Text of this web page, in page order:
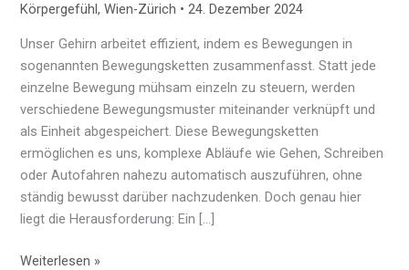
Körpergefühl,Wien-Zürich •24. Dezember 2024
Unser Gehirn arbeitet effizient, indem es Bewegungen in
sogenannten Bewegungsketten zusammenfasst. Statt jede
einzelne Bewegung mühsam einzeln zu steuern, werden
verschiedene Bewegungsmuster miteinander verknüpft und
als Einheit abgespeichert. Diese Bewegungsketten
ermöglichen es uns, komplexe Abläufe wie Gehen, Schreiben
oder Autofahren nahezu automatisch auszuführen, ohne
ständig bewusst darüber nachzudenken. Doch genau hier
liegt die Herausforderung: Ein […]
Weiterlesen »